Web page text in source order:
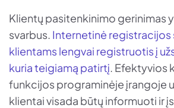
Klientų pasitenkinimo gerinimas
svarbus. Internetinė registracijos
klientams lengvai registruotis į
kuria teigiamą patirtį. Efektyvios
funkcijos programinėje įrangoje
klientai visada būtų informuoti ir